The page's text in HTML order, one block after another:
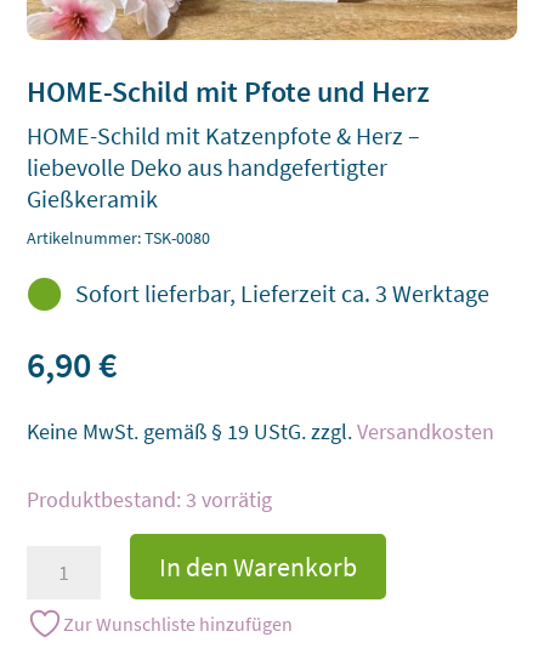
HOME-Schild mit Pfote und Herz
HOME-Schild mit Katzenpfote & Herz –
liebevolle Deko aus handgefertigter
Gießkeramik
Artikelnummer:TSK-0080
 Sofort lieferbar, Lieferzeit ca. 3 Werktage
6,90€
Keine MwSt. gemäß § 19 UStG.zzgl.Versandkosten
3 vorrätig
Schild
mit
Pfote
In den Warenkorb
Zur Wunschliste hinzufügen